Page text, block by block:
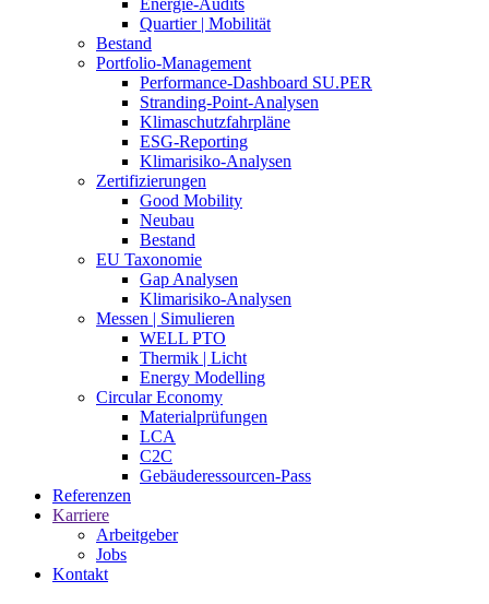
Energie-Audits
Quartier | Mobilität
Bestand
Portfolio-Management
Performance-Dashboard SU.PER
Stranding-Point-Analysen
Klimaschutzfahrpläne
ESG-Reporting
Klimarisiko-Analysen
Zertifizierungen
Good Mobility
Neubau
Bestand
EU Taxonomie
Gap Analysen
Klimarisiko-Analysen
Messen | Simulieren
WELL PTO
Thermik | Licht
Energy Modelling
Circular Economy
Materialprüfungen
LCA
C2C
Gebäuderessourcen-Pass
Referenzen
Karriere
Arbeitgeber
Jobs
Kontakt